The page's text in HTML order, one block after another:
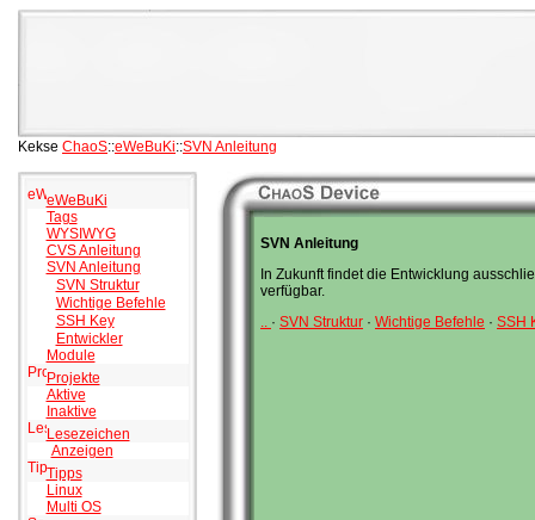
Kekse ChaoS::eWeBuKi::SVN Anleitung
eWeBuKi
Tags
WYSIWYG
CVS Anleitung
SVN Anleitung
SVN Struktur
Wichtige Befehle
SSH Key
Entwickler
Module
Projekte
Aktive
Inaktive
Lesezeichen
Anzeigen
Tipps
Linux
Multi OS
SVN Anleitung
In Zukunft findet die Entwicklung
verfügbar.
.. · SVN Struktur · Wichtige Befehle · SSH